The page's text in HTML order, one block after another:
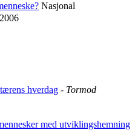
Nasjonal
hverdag - Tormod
med utviklingshemning